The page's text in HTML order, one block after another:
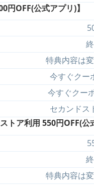
円OFF(公式アプリ)】
特典内容は
今すぐクー
今すぐクー
セカンドス
トア利用 550円OFF(公
特典内容は